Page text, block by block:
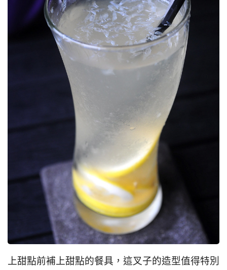
上甜點前補上甜點的餐具，這叉子的造型值得特別